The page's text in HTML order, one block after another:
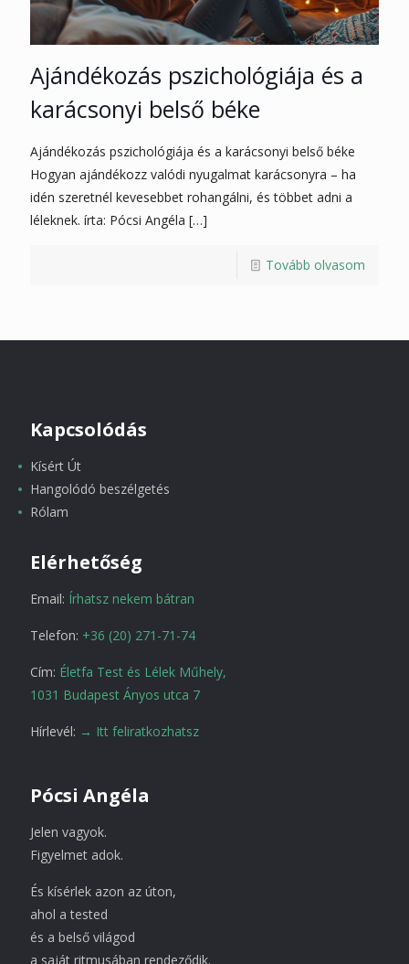
Ajándékozás pszichológiája és a
karácsonyi belső béke
Ajándékozás pszichológiája és a karácsonyi belső béke
Hogyan ajándékozz valódi nyugalmat karácsonyra – ha
idén szeretnél kevesebbet rohangálni, és többet adni a
léleknek. írta: Pócsi Angéla […]
Tovább olvasom
Kapcsolódás
Kísért Út
Hangolódó beszélgetés
Rólam
Elérhetőség
Email: Írhatsz nekem bátran
Telefon: +36 (20) 271-71-74
Cím: Életfa Test és Lélek Műhely,
1031 Budapest Ányos utca 7
Hírlevél: → Itt feliratkozhatsz
Pócsi Angéla
Jelen vagyok.
Figyelmet adok.
És kísérlek azon az úton,
ahol a tested
és a belső világod
a saját ritmusában rendeződik.